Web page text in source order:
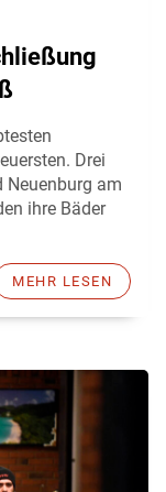
Drei
Neuenburg am
ihre Bäder
MEHR LESEN